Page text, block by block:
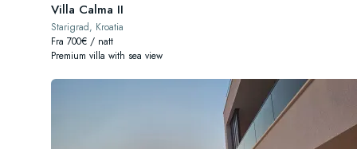
Villa Calma II
Starigrad, Kroatia
Fra 700€ / natt
Premium villa with sea view